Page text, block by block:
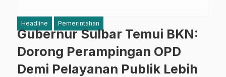
Headline Pemerintahan
Gubernur Sulbar Temui BKN:
Dorong Perampingan OPD
Demi Pelayanan Publik Lebih